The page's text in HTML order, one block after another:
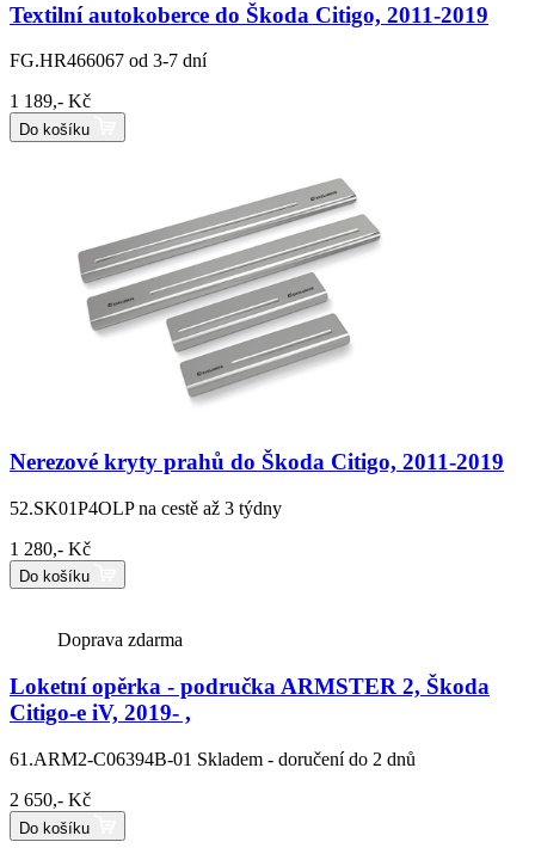
Textilní autokoberce do Škoda Citigo, 2011-2019
FG.HR466067 od 3-7 dní
1 189,- Kč
Do košíku
Nerezové kryty prahů do Škoda Citigo, 2011-2019
52.SK01P4OLP na cestě až 3 týdny
1 280,- Kč
Do košíku
Doprava zdarma
Loketní opěrka - područka ARMSTER 2, Škoda
Citigo-e iV, 2019- ,
61.ARM2-C06394B-01 Skladem - doručení do 2 dnů
2 650,- Kč
Do košíku